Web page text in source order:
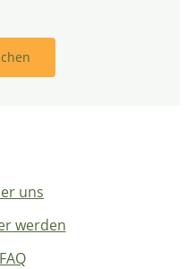
uns
werden
FAQ